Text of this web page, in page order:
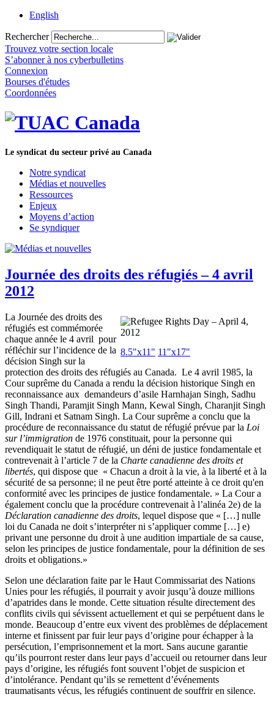
English
Rechercher
Trouvez votre section locale
S’abonner à nos cyberbulletins
Connexion
Bourses d'études
Coordonnées
Le syndicat du secteur privé au Canada
Notre syndicat
Médias et nouvelles
Ressources
Enjeux
Moyens d’action
Se syndiquer
Journée des droits des réfugiés – 4 avril
2012
8.5"x11 " 11"x17"
La Journée des droits des
réfugiés est commémorée
chaque année le 4 avril pour
réfléchir sur l’incidence de la
décision Singh surla
protection des droits des réfugiés au Canada. Le 4 avril 1985, la
Cour suprême du Canada a rendu la décision historique Singh en
reconnaissance aux demandeurs d’asile Harnhajan Singh, Sadhu
Singh Thandi, Paramjit Singh Mann, Kewal Singh, Charanjit Singh
Gill, Indrani et Satnam Singh. La Cour suprême a conclu que la
procédure de reconnaissance du statut de réfugié prévue par la Loi
sur l’immigration de 1976 constituait, pour la personne qui
revendiquait le statut de réfugié, un déni de justice fondamentale et
contrevenait à l’article 7 de la Charte canadienne des droits et
libertés, qui dispose que « Chacun a droit à la vie, à la liberté et à la
sécurité de sa personne; il ne peut être porté atteinte à ce droit qu'en
conformité avec les principes de justice fondamentale. » La Coura
également conclu que la procédure contrevenait à l’alinéa 2e) de la
Déclaration canadienne des droits, lequel dispose que « […] nulle
loi du Canada ne doit s’interpréter ni s’appliquer comme […] e)
privant une personne du droit à une audition impartiale de sa cause,
selon les principes de justice fondamentale, pour la définition de ses
droits et obligations.»
Selon une déclaration faite par le Haut Commissariat des Nations
Unies pour les réfugiés, il pourrait y avoir jusqu’à douze millions
d’apatrides dans le monde. Cette situation résulte directement des
conflits civils qui sévissent actuellement et qui se perpétuent dans le
monde. Beaucoup d’entre eux vivent des problèmes de déplacement
interne et finissent parfuir leurpays d’origine pouréchapper à la
persécution, l’emprisonnement et la mort. Sans aucune garantie
qu’ils pourront resterdans leurpays d’accueil ou retourner dans leur
pays d’origine, les réfugiés font souvent l’objet de suspicion et
d’intolérance. Pendant qu’ils se remettent d’événements
traumatisants vécus, les réfugiés continuent de souffriren silence.